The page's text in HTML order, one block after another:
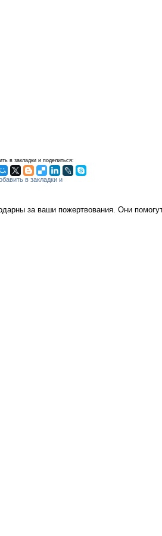
в закладки и поделиться:
за ваши пожертвования. Они